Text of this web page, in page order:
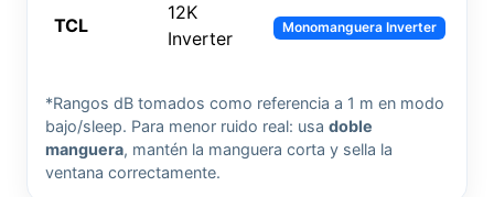
TCL
12K
Inverter
Monomanguera Inverter
*Rangos dB tomados como referencia a 1 m en modo
bajo/sleep. Para menor ruido real: usa doble
manguera, mantén la manguera corta y sella la
ventana correctamente.